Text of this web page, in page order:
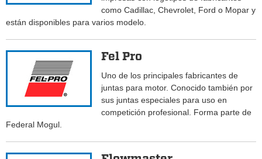
como Cadillac, Chevrolet, Ford o Mopar y
están disponibles para varios modelo.
Fel Pro
Uno de los principales fabricantes de
juntas para motor. Conocido también por
sus juntas especiales para uso en
competición profesional. Forma parte de
Federal Mogul.